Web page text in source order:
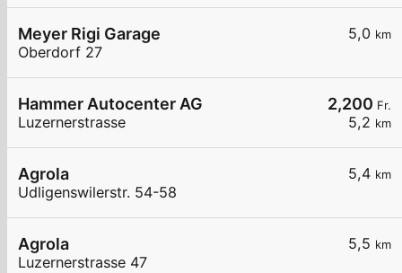
5,0 km
Meyer Rigi Garage
Oberdorf 27
2,200 Fr.
5,2 km
Hammer Autocenter AG
Luzernerstrasse
5,4 km
Agrola
Udligenswilerstr. 54-58
5,5 km
Agrola
Luzernerstrasse 47